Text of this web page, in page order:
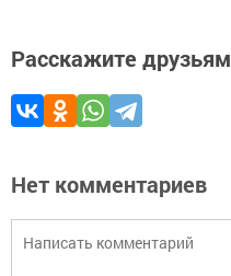
Расскажите друзьям
Нет комментариев